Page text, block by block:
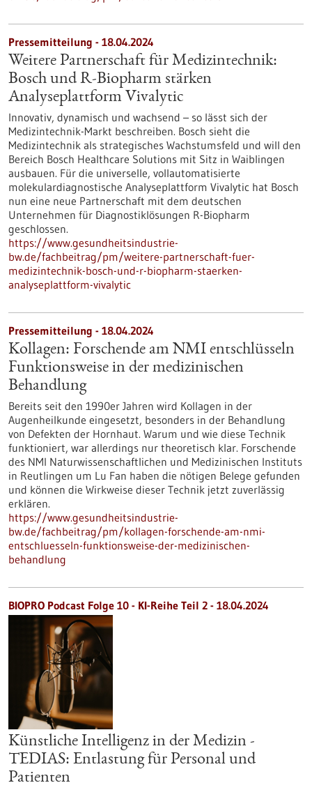
Pressemitteilung - 18.04.2024
Weitere Partnerschaft für Medizintechnik:
Bosch und R-Biopharm stärken
Analyseplattform Vivalytic
Innovativ, dynamisch und wachsend – so lässt sich der
Medizintechnik-Markt beschreiben. Bosch sieht die
Medizintechnik als strategisches Wachstumsfeld und will den
Bereich Bosch Healthcare Solutions mit Sitz in Waiblingen
ausbauen. Für die universelle, vollautomatisierte
molekulardiagnostische Analyseplattform Vivalytic hat Bosch
nun eine neue Partnerschaft mit dem deutschen
Unternehmen für Diagnostiklösungen R-Biopharm
geschlossen.
https://www.gesundheitsindustrie-
bw.de/fachbeitrag/pm/weitere-partnerschaft-fuer-
medizintechnik-bosch-und-r-biopharm-staerken-
analyseplattform-vivalytic
Pressemitteilung - 18.04.2024
Kollagen: Forschende am NMI entschlüsseln
Funktionsweise in der medizinischen
Behandlung
Bereits seit den 1990er Jahren wird Kollagen in der
Augenheilkunde eingesetzt, besonders in der Behandlung
von Defekten der Hornhaut. Warum und wie diese Technik
funktioniert, war allerdings nur theoretisch klar. Forschende
des NMI Naturwissenschaftlichen und Medizinischen Instituts
in Reutlingen um Lu Fan haben die nötigen Belege gefunden
und können die Wirkweise dieser Technik jetzt zuverlässig
erklären.
https://www.gesundheitsindustrie-
bw.de/fachbeitrag/pm/kollagen-forschende-am-nmi-
entschluesseln-funktionsweise-der-medizinischen-
behandlung
BIOPRO Podcast Folge 10 - KI-Reihe Teil 2 - 18.04.2024
Künstliche Intelligenz in der Medizin -
TEDIAS: Entlastung für Personal und
Patienten